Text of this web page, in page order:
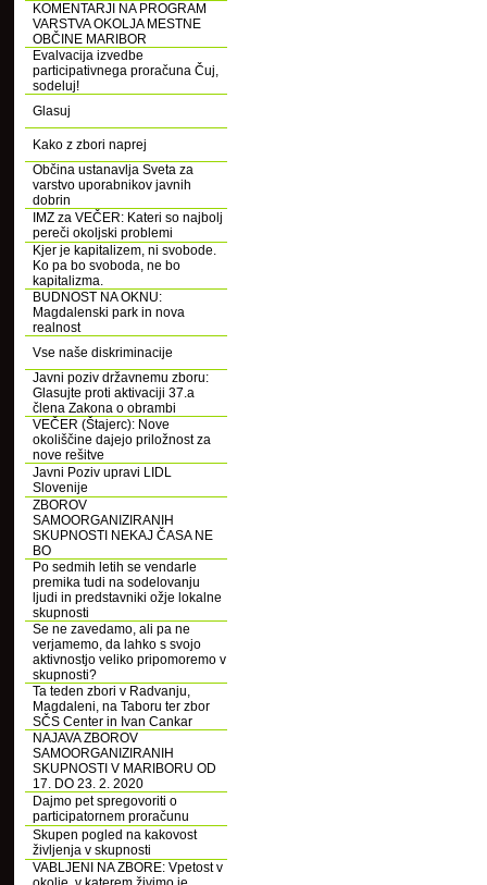
KOMENTARJI NA PROGRAM
VARSTVA OKOLJA MESTNE
OBČINE MARIBOR
Evalvacija izvedbe
participativnega proračuna Čuj,
sodeluj!
Glasuj
Kako z zbori naprej
Občina ustanavlja Sveta za
varstvo uporabnikov javnih
dobrin
IMZ za VEČER: Kateri so najbolj
pereči okoljski problemi
Kjer je kapitalizem, ni svobode.
Ko pa bo svoboda, ne bo
kapitalizma.
BUDNOST NA OKNU:
Magdalenski park in nova
realnost
Vse naše diskriminacije
Javni poziv državnemu zboru:
Glasujte proti aktivaciji 37.a
člena Zakona o obrambi
VEČER (Štajerc): Nove
okoliščine dajejo priložnost za
nove rešitve
Javni Poziv upravi LIDL
Slovenije
ZBOROV
SAMOORGANIZIRANIH
SKUPNOSTI NEKAJ ČASA NE
BO
Po sedmih letih se vendarle
premika tudi na sodelovanju
ljudi in predstavniki ožje lokalne
skupnosti
Se ne zavedamo, ali pa ne
verjamemo, da lahko s svojo
aktivnostjo veliko pripomoremo v
skupnosti?
Ta teden zbori v Radvanju,
Magdaleni, na Taboru ter zbor
SČS Center in Ivan Cankar
NAJAVA ZBOROV
SAMOORGANIZIRANIH
SKUPNOSTI V MARIBORU OD
17. DO 23. 2. 2020
Dajmo pet spregovoriti o
participatornem proračunu
Skupen pogled na kakovost
življenja v skupnosti
VABLJENI NA ZBORE: Vpetost v